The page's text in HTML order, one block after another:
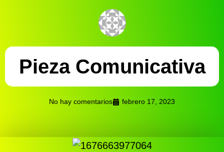
Pieza Comunicativa
No hay comentarios febrero 17, 2023